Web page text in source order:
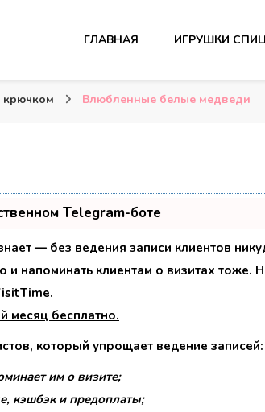
ГЛАВНАЯ ИГРУШКИ
Влюбленные белые медведи
Telegram-боте
— без ведения записи клиентов
и напоминать клиентам о визитах
месяц бесплатно.
который упрощает ведение записей:
им о визите;
кэшбэк и предоплаты;